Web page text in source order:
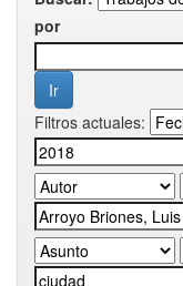
por
Filtros actuales: